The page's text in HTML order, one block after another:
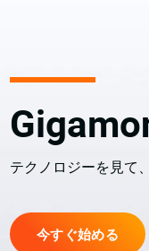
テクノロジーを見て
今すぐ始める